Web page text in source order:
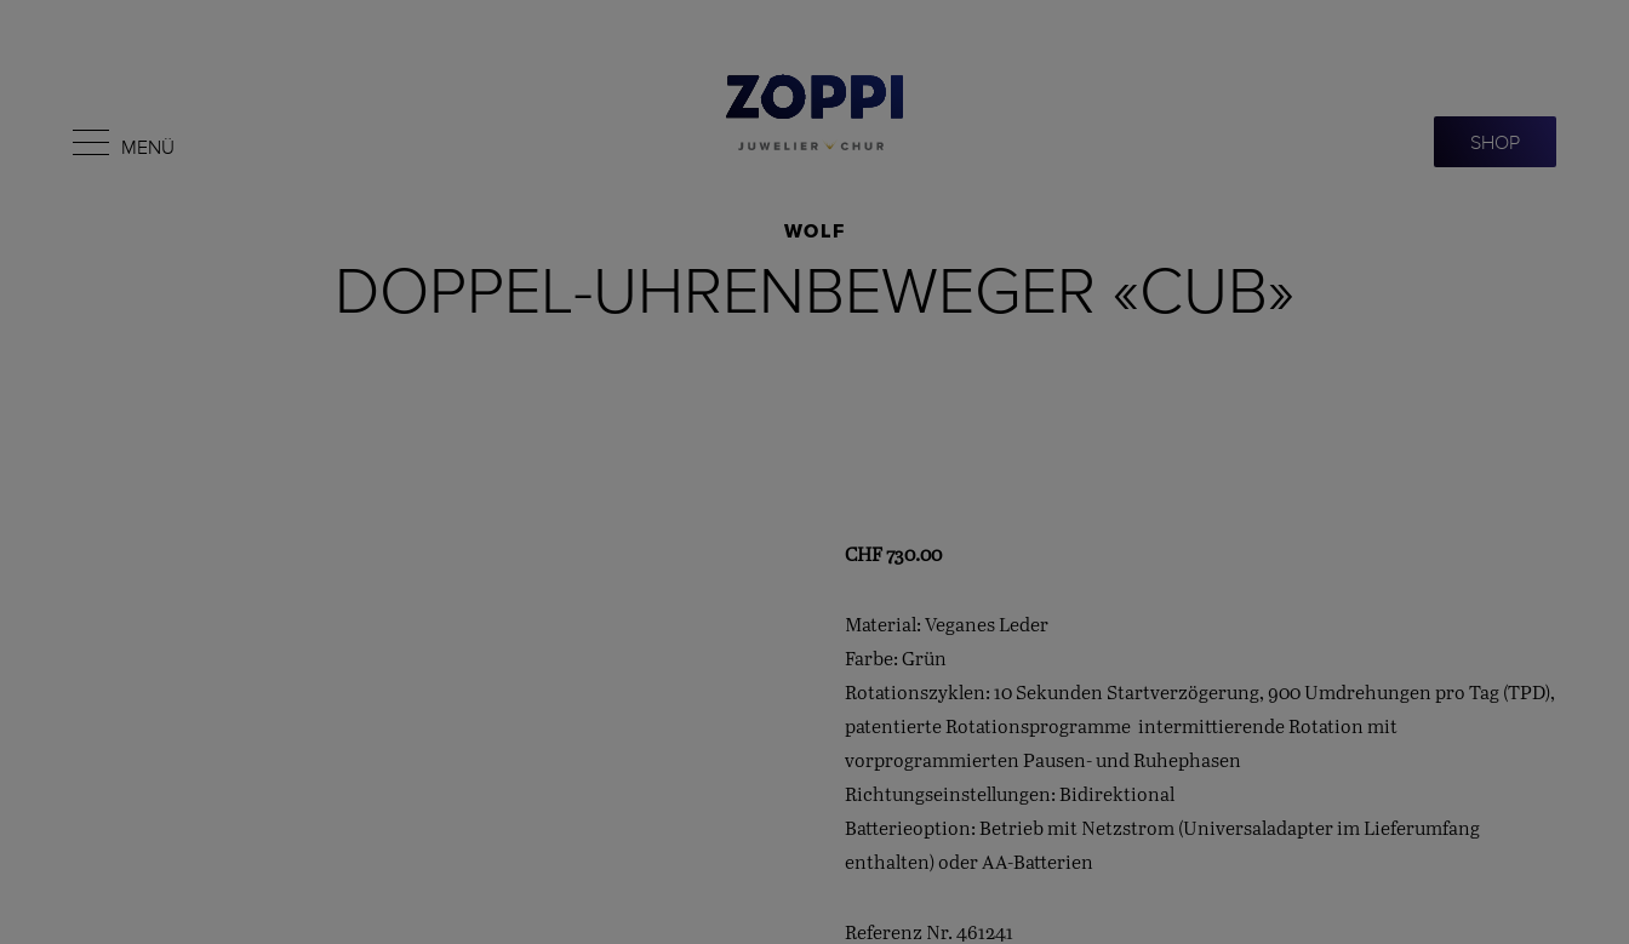
MENÜ SHOP
WOLF
DOPPEL-UHRENBEWEGER «CUB»
CHF730.00
Material: Veganes Leder
Farbe: Grün
Rotationszyklen: 10 Sekunden Startverzögerung, 900 Umdrehungen pro Tag (TPD),
patentierte Rotationsprogramme  intermittierende Rotation mit
vorprogrammierten Pausen- und Ruhephasen
Richtungseinstellungen: Bidirektional
Batterieoption: Betrieb mit Netzstrom (Universaladapter im Lieferumfang
enthalten) oder AA-Batterien
Referenz Nr. 461241